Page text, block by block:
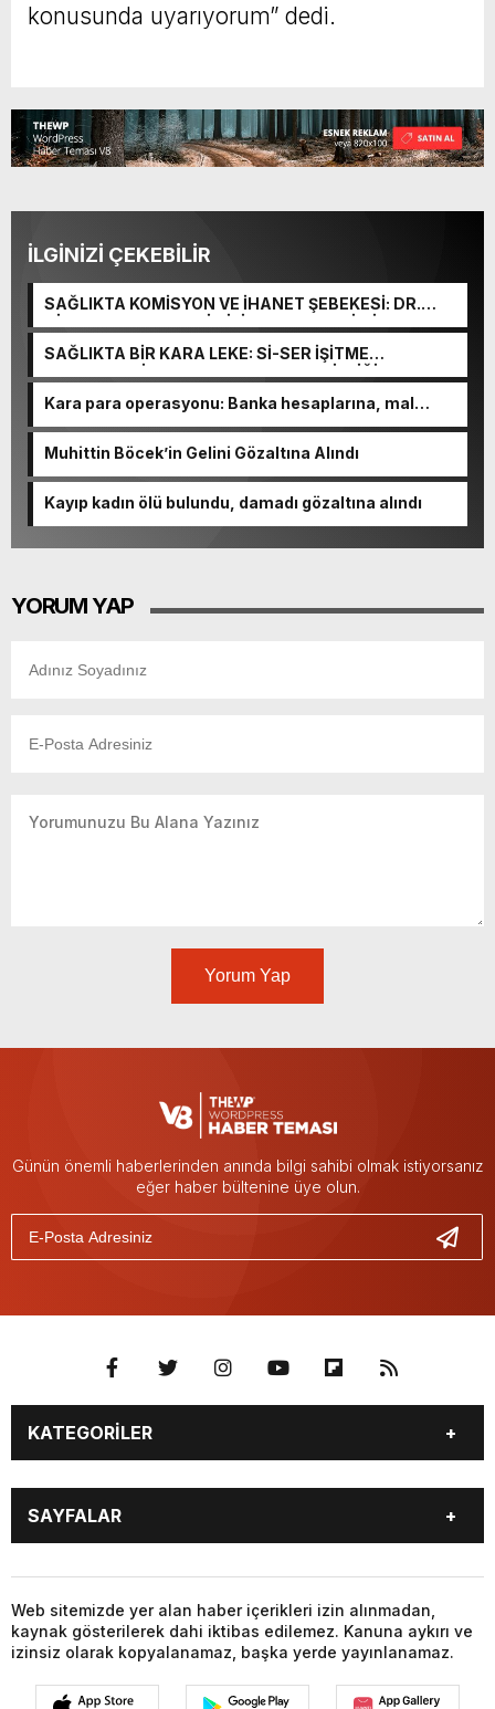
konusunda uyarıyorum” dedi.
İLGİNİZİ ÇEKEBİLİR
SAĞLIKTA KOMİSYON VE İHANET ŞEBEKESİ: DR.
NİHAT URUÇ VE SEMİH İŞİTME MERKEZİ’NİN SGK
VURGUNU!
SAĞLIKTA BİR KARA LEKE: Sİ-SER İŞİTME
MERKEZLERİ VE MODERN UMUT TACİRLİĞİ
Kara para operasyonu: Banka hesaplarına, mal
Muhittin Böcek’in Gelini Gözaltına Alındı
Kayıp kadın ölü bulundu, damadı gözaltına alındı
YORUM YAP
Yorum Yap
Günün önemli haberlerinden anında bilgi sahibi olmak istiyorsanız
eğer haber bültenine üye olun.
KATEGORİLER
BURÇLAR
CANLI BORSA
CANLI SONUÇLAR
COVID-19
FİKSTÜR
FİRMA EKLE
FİRMA REHBERİ
GAZETE OKU
GAZETELER
HABER GÖNDER
HAVA DURUMU
NÖBETÇİ ECZANELER
PARİTELER
SAYFALAR
CANLI SONUÇLAR
CANLI TV
COVID-19
FİKSTÜR
FİRMA EKLE
FİRMA REHBERİ
GAZETE OKU
GAZETELER
Web sitemizde yer alan haber içerikleri izin alınmadan,
kaynak gösterilerek dahi iktibas edilemez. Kanuna aykırı ve
izinsiz olarak kopyalanamaz, başka yerde yayınlanamaz.